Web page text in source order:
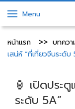
Menu
หน้าแรก บทควา
เสน่ห์ “ที่เที่ยวจีนระดับ
🏮 เปิดประ
ระดับ 5A”